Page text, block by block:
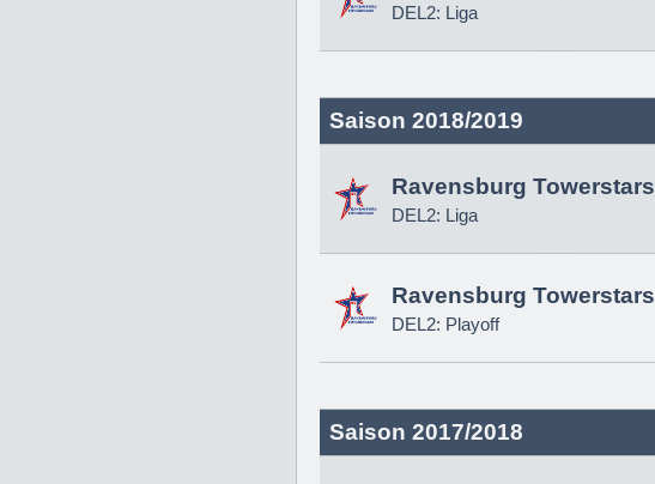
DEL2: Liga
Saison 2018/2019
Ravensburg Towerstars
DEL2: Liga
Ravensburg Towerstars
DEL2: Playoff
Saison 2017/2018